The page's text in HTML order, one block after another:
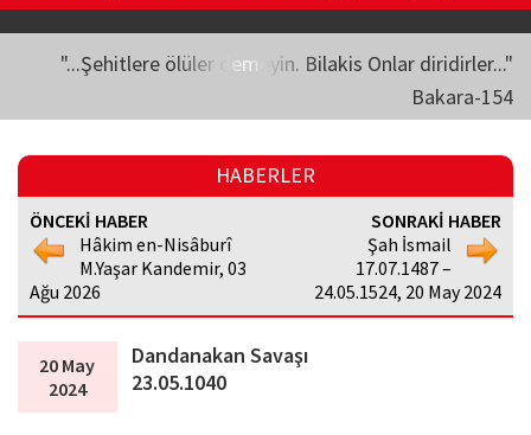
"...Şehitlere ölüler demeyin. Bilakis Onlar diridirler..."
Bakara-154
HABERLER
ÖNCEKİ HABER
Hâkim en-Nisâburî
M.Yaşar Kandemir, 03
Ağu 2026
SONRAKİ HABER
Şah İsmail
17.07.1487 –
24.05.1524, 20 May 2024
20 May
2024
Dandanakan Savaşı
23.05.1040